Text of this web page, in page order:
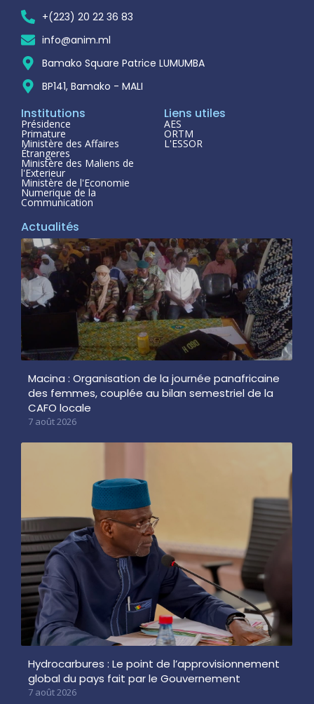
+(223) 20 22 36 83
info@anim.ml
Bamako Square Patrice LUMUMBA
BP141, Bamako - MALI
Institutions
Présidence
Primature
Ministère des Affaires
Étrangeres
Ministère des Maliens de
l'Exterieur
Ministère de l'Economie
Numerique de la
Communication
Liens utiles
AES
ORTM
L'ESSOR
Actualités
Macina : Organisation de la journée panafricaine
des femmes, couplée au bilan semestriel de la
CAFO locale
7 août 2026
Hydrocarbures : Le point de l’approvisionnement
global du pays fait par le Gouvernement
7 août 2026